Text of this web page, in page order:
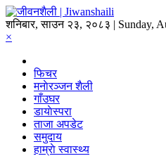
शनिबार, साउन २३, २०८३ | Sunday,
×
फिचर
मनाेरञ्जन शैली
गाँउघर
डायाेस्परा
ताजा अपडेट
समुदाय
हाम्राे स्वास्थ्य